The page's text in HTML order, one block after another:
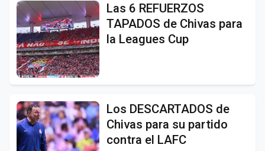
Las 6 REFUERZOS
TAPADOS de Chivas para
la Leagues Cup
Los DESCARTADOS de
Chivas para su partido
contra el LAFC